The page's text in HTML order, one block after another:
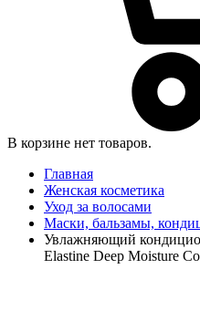
В корзине нет товаров.
Главная
Женская косметика
Уход за волосами
Маски, бальзамы,
Увлажняющий
Elastine Deep Moisture